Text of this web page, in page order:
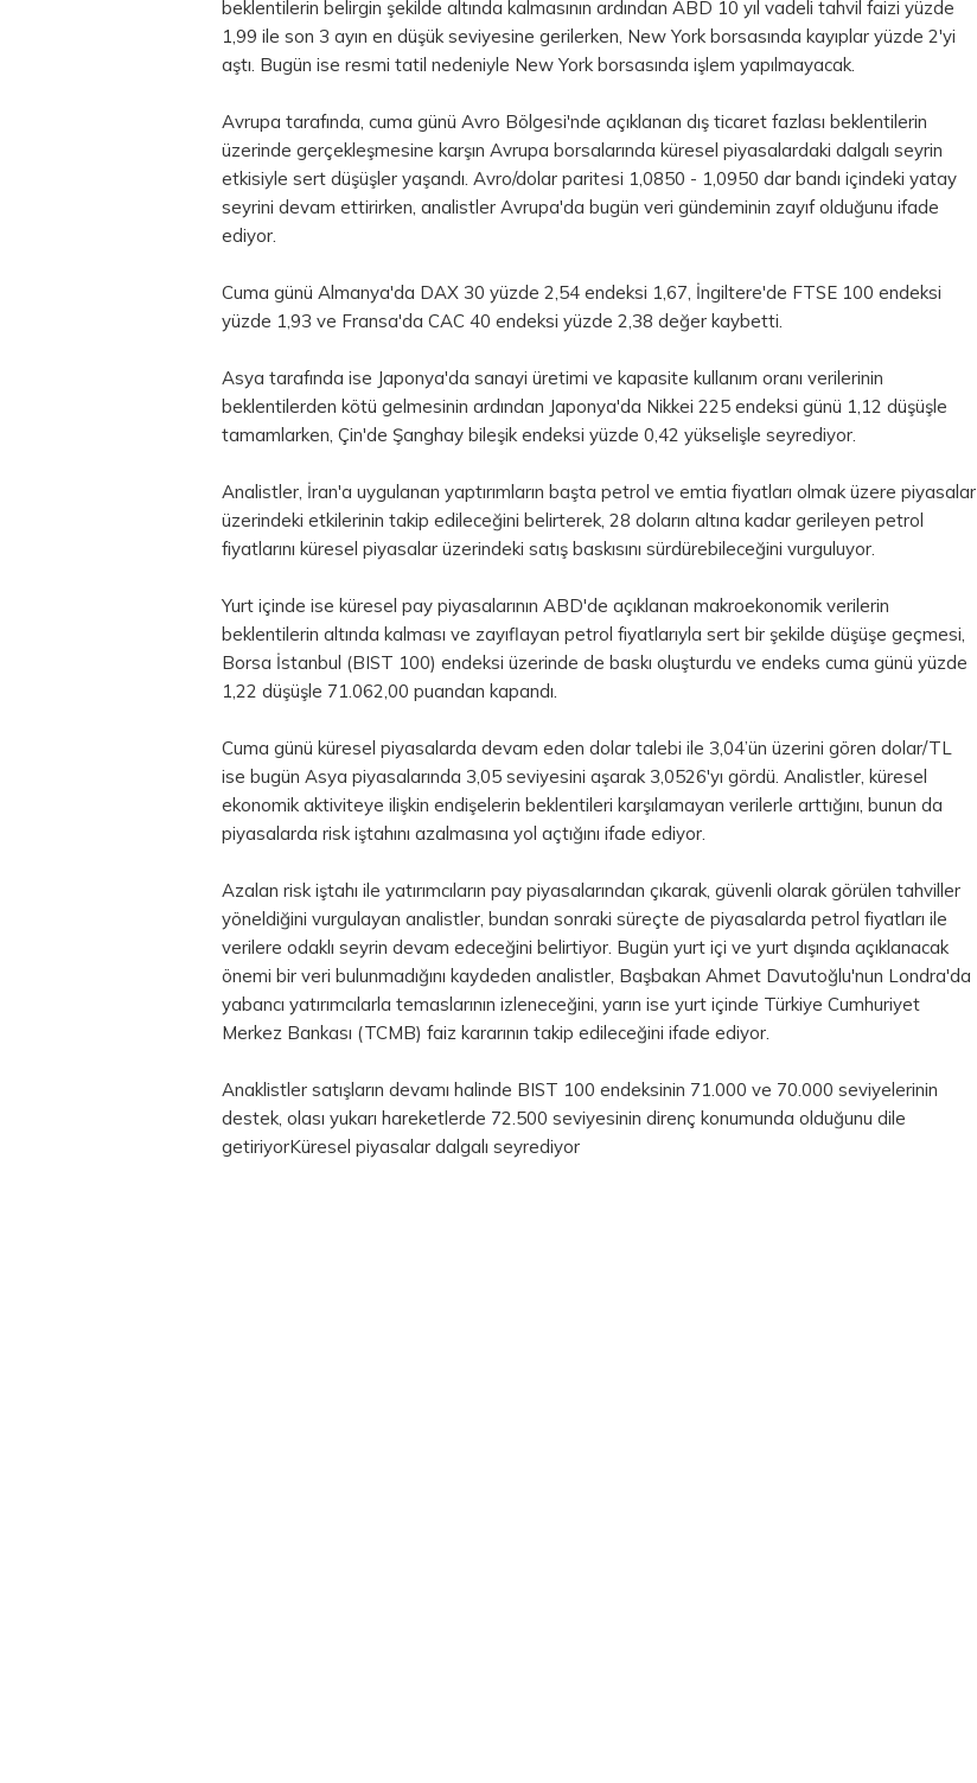
beklentilerin belirgin şekilde altında kalmasının ardından ABD 10 yıl vadeli tahvil faizi yüzde
1,99 ile son 3 ayın en düşük seviyesine gerilerken, New York borsasında kayıplar yüzde 2'yi
aştı. Bugün ise resmi tatil nedeniyle New York borsasında işlem yapılmayacak.
Avrupa tarafında, cuma günü Avro Bölgesi'nde açıklanan dış ticaret fazlası beklentilerin
üzerinde gerçekleşmesine karşın Avrupa borsalarında küresel piyasalardaki dalgalı seyrin
etkisiyle sert düşüşler yaşandı. Avro/dolar paritesi 1,0850 - 1,0950 dar bandı içindeki yatay
seyrini devam ettirirken, analistler Avrupa'da bugün veri gündeminin zayıf olduğunu ifade
ediyor.
Cuma günü Almanya'da DAX 30 yüzde 2,54 endeksi 1,67, İngiltere'de FTSE 100 endeksi
yüzde 1,93 ve Fransa'da CAC 40 endeksi yüzde 2,38 değer kaybetti.
Asya tarafında ise Japonya'da sanayi üretimi ve kapasite kullanım oranı verilerinin
beklentilerden kötü gelmesinin ardından Japonya'da Nikkei 225 endeksi günü 1,12 düşüşle
tamamlarken, Çin'de Şanghay bileşik endeksi yüzde 0,42 yükselişle seyrediyor.
Analistler, İran'a uygulanan yaptırımların başta petrol ve emtia fiyatları olmak üzere piyasalar
üzerindeki etkilerinin takip edileceğini belirterek, 28 doların altına kadar gerileyen petrol
fiyatlarını küresel piyasalar üzerindeki satış baskısını sürdürebileceğini vurguluyor.
Yurt içinde ise küresel pay piyasalarının ABD'de açıklanan makroekonomik verilerin
beklentilerin altında kalması ve zayıflayan petrol fiyatlarıyla sert bir şekilde düşüşe geçmesi,
Borsa İstanbul (BIST 100) endeksi üzerinde de baskı oluşturdu ve endeks cuma günü yüzde
1,22 düşüşle 71.062,00 puandan kapandı.
Cuma günü küresel piyasalarda devam eden dolar talebi ile 3,04’ün üzerini gören dolar/TL
ise bugün Asya piyasalarında 3,05 seviyesini aşarak 3,0526'yı gördü. Analistler, küresel
ekonomik aktiviteye ilişkin endişelerin beklentileri karşılamayan verilerle arttığını, bunun da
piyasalarda risk iştahını azalmasına yol açtığını ifade ediyor.
Azalan risk iştahı ile yatırımcıların pay piyasalarından çıkarak, güvenli olarak görülen tahviller
yöneldiğini vurgulayan analistler, bundan sonraki süreçte de piyasalarda petrol fiyatları ile
verilere odaklı seyrin devam edeceğini belirtiyor. Bugün yurt içi ve yurt dışında açıklanacak
önemi bir veri bulunmadığını kaydeden analistler, Başbakan Ahmet Davutoğlu'nun Londra'da
yabancı yatırımcılarla temaslarının izleneceğini, yarın ise yurt içinde Türkiye Cumhuriyet
Merkez Bankası (TCMB) faiz kararının takip edileceğini ifade ediyor.
Anaklistler satışların devamı halinde BIST 100 endeksinin 71.000 ve 70.000 seviyelerinin
destek, olası yukarı hareketlerde 72.500 seviyesinin direnç konumunda olduğunu dile
getiriyorKüresel piyasalar dalgalı seyrediyor